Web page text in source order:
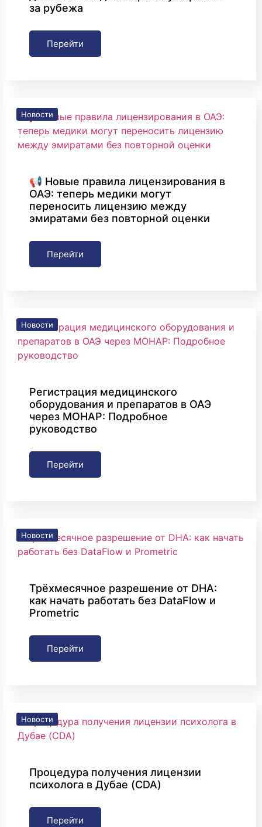
за рубежа
Перейти
Новости
📢 Новые правила лицензирования в
ОАЭ: теперь медики могут
переносить лицензию между
эмиратами без повторной оценки
Перейти
Новости
Регистрация медицинского
оборудования и препаратов в ОАЭ
через MOHAP: Подробное
руководство
Перейти
Новости
Трёхмесячное разрешение от DHA:
как начать работать без DataFlow и
Prometric
Перейти
Новости
Процедура получения лицензии
психолога в Дубае (CDA)
Перейти